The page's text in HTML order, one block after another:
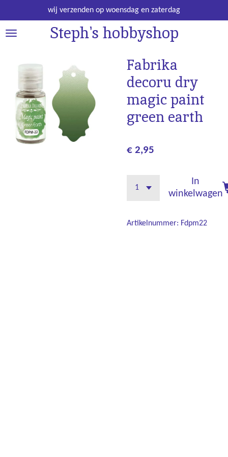
direct
naar
Steph's hobbyshop
wij verzenden op woensdag en zaterdag
Fabrika
decoru dry
magic paint
green earth
€ 2,95
In
winkelwagen
Artikelnummer: Fdpm22